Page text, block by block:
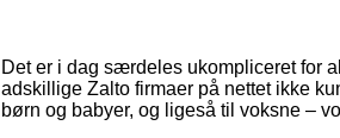
Det er i dag særdeles ukompliceret for
adskillige Zalto firmaer på nettet ikke
børn og babyer, og ligeså til voksne –